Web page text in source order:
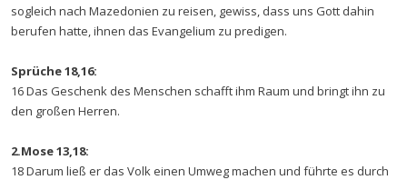
sogleich nach Mazedonien zu reisen, gewiss, dass uns Gott dahin
berufen hatte, ihnen das Evangelium zu predigen.
Sprüche 18,16:
16 Das Geschenk des Menschen schafft ihm Raum und bringt ihn zu
den großen Herren.
2.Mose 13,18:
18 Darum ließ er das Volk einen Umweg machen und führte es durch